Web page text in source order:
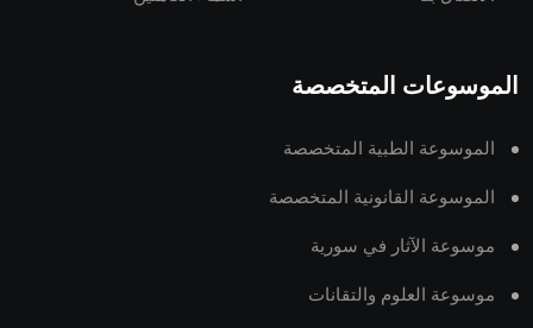
الموسوعات المتخصصة
الموسوعة الطبية المتخصصة
الموسوعة القانونية المتخصصة
موسوعة الآثار في سورية
موسوعة العلوم والتقانات